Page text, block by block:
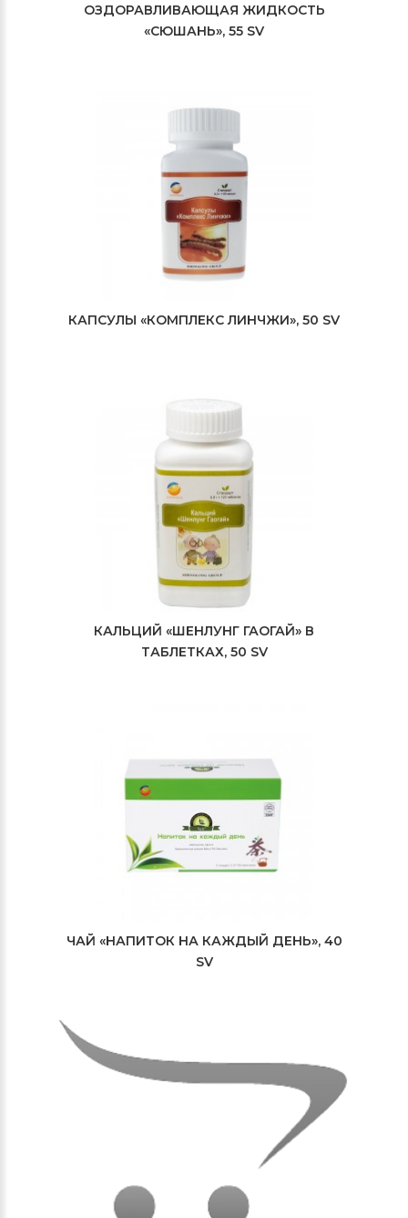
ОЗДОРАВЛИВАЮЩАЯ ЖИДКОСТЬ
«СЮШАНЬ», 55 SV
КАПСУЛЫ «КОМПЛЕКС ЛИНЧЖИ», 50 SV
КАЛЬЦИЙ «ШЕНЛУНГ ГАОГАЙ» В
ТАБЛЕТКАХ, 50 SV
ЧАЙ «НАПИТОК НА КАЖДЫЙ ДЕНЬ», 40
SV